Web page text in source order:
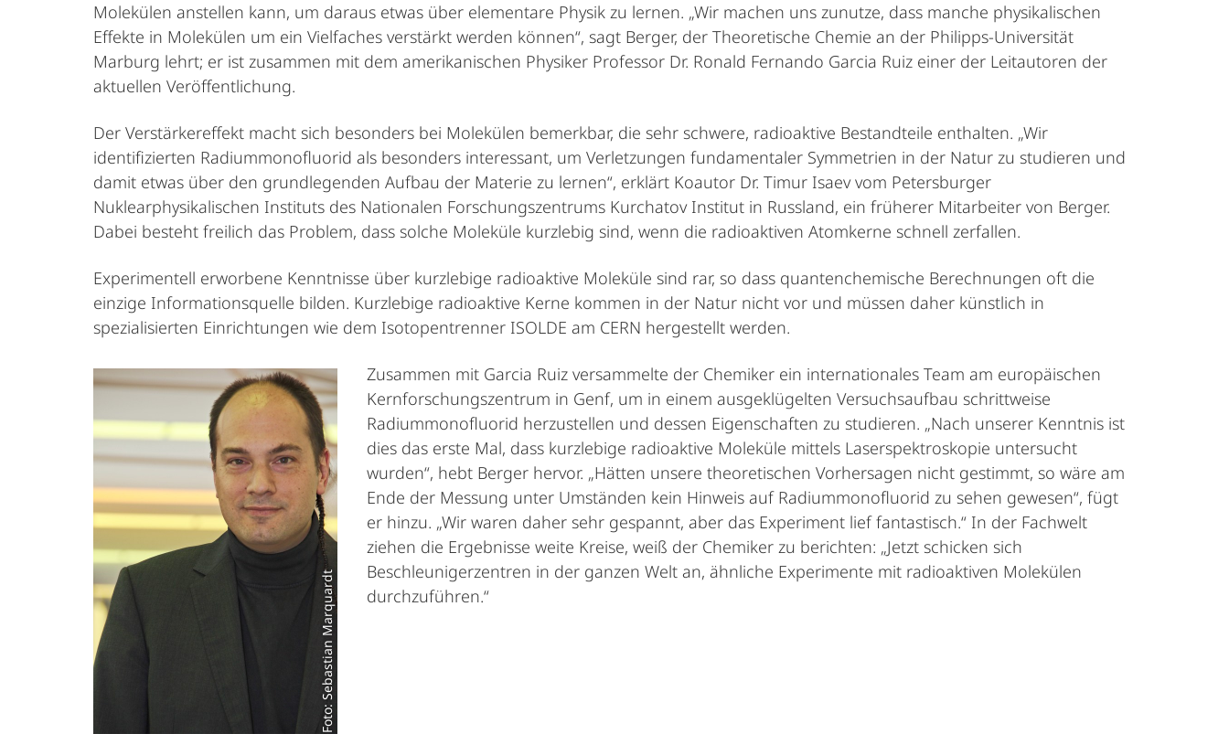
Molekülen anstellen kann, um daraus etwas über elementare Physik zu lernen. „Wir machen uns zunutze, dass manche physikalischen
Effekte in Molekülen um ein Vielfaches verstärkt werden können“, sagt Berger, der Theoretische Chemie an der Philipps-Universität
Marburg lehrt; er ist zusammen mit dem amerikanischen Physiker Professor Dr. Ronald Fernando Garcia Ruiz einer der Leitautoren der
aktuellen Veröffentlichung.
Der Verstärkereffekt macht sich besonders bei Molekülen bemerkbar, die sehr schwere, radioaktive Bestandteile enthalten. „Wir
identifizierten Radiummonofluorid als besonders interessant, um Verletzungen fundamentaler Symmetrien in der Natur zu studieren und
damit etwas über den grundlegenden Aufbau der Materie zu lernen“, erklärt Koautor Dr. Timur Isaev vom Petersburger
Nuklearphysikalischen Instituts des Nationalen Forschungszentrums Kurchatov Institut in Russland, ein früherer Mitarbeiter von Berger.
Dabei besteht freilich das Problem, dass solche Moleküle kurzlebig sind, wenn die radioaktiven Atomkerne schnell zerfallen.
Experimentell erworbene Kenntnisse über kurzlebige radioaktive Moleküle sind rar, so dass quantenchemische Berechnungen oft die
einzige Informationsquelle bilden. Kurzlebige radioaktive Kerne kommen in der Natur nicht vor und müssen daher künstlich in
spezialisierten Einrichtungen wie dem Isotopentrenner ISOLDE am CERN hergestellt werden.
Foto: Sebastian Marquardt
Zusammen mit Garcia Ruiz versammelte der Chemiker ein internationales Team am europäischen
Kernforschungszentrum in Genf, um in einem ausgeklügelten Versuchsaufbau schrittweise
Radiummonofluorid herzustellen und dessen Eigenschaften zu studieren. „Nach unserer Kenntnis ist
dies das erste Mal, dass kurzlebige radioaktive Moleküle mittels Laserspektroskopie untersucht
wurden“, hebt Berger hervor. „Hätten unsere theoretischen Vorhersagen nicht gestimmt, so wäre am
Ende der Messung unter Umständen kein Hinweis auf Radiummonofluorid zu sehen gewesen“, fügt
er hinzu. „Wir waren daher sehr gespannt, aber das Experiment lief fantastisch.“ In der Fachwelt
ziehen die Ergebnisse weite Kreise, weiß der Chemiker zu berichten: „Jetzt schicken sich
Beschleunigerzentren in der ganzen Welt an, ähnliche Experimente mit radioaktiven Molekülen
durchzuführen.“